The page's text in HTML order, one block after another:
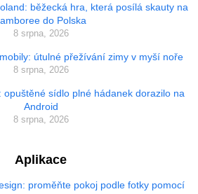
běžecká hra, která posílá skauty na
do Polska
8 srpna, 2026
útulné přežívání zimy v myší noře
8 srpna, 2026
sídlo plné hádanek dorazilo na
Android
8 srpna, 2026
Aplikace
proměňte pokoj podle fotky pomocí